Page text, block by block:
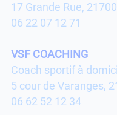
17 Grande Rue,
06 22 07 12 71
VSF COACHING
Coach sportif à
5 cour de Varanges,
06 62 52 12 34